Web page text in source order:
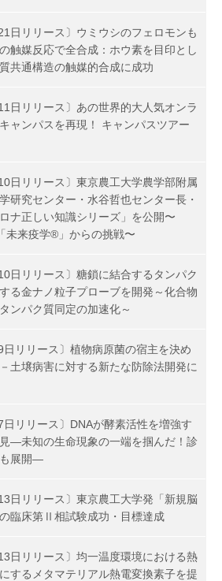
日リリース〕ウミウシのフェロモンも
触媒反応で全合成：ホウ素を目印とし
共通構造の触媒的合成に成功
日リリース〕あの世界的大人気オンラ
ャンパスを再現！ キャンパスツアー
日リリース〕東京農工大学農学部附属
研究センター・水谷哲也センター長・
ナ正しい知識シリーズ」を公開〜
来疫学®」からの挑戦〜
日リリース〕糖鎖に結合するタンパク
る金ナノ粒子プローブを開発～化合物
ンパク質同定の加速化～
日リリース〕植物病原菌の宿主を決め
土壌病害に対する新たな防除法開発に
日リリース〕DNAが酵素活性を増強す
―未知の生命現象の一端を掴んだ！診
展開―
日リリース〕東京農工大学発「新規脳
臨床第Ⅱ相試験成功・目標達成
日リリース〕均一温度環境における熱
するメタマテリアル熱電変換素子を提